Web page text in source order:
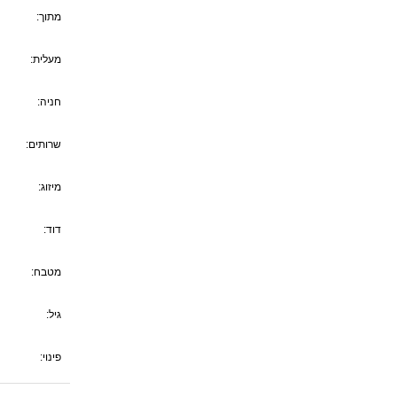
מתוך:
מעלית:
חניה:
שרותים:
מיזוג:
דוד:
מטבח:
גיל:
פינוי: